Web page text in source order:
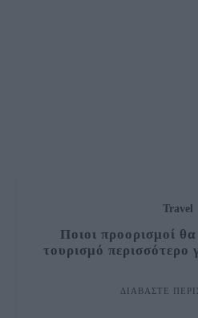
Travel
Ποιοι προορισμοί
τουρισμό περισσότερο
ΔΙΑΒΆΣΤΕ